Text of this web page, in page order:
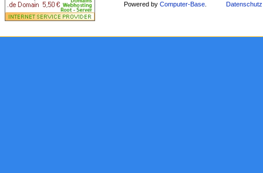
Powered byComputer-Base Datenschutz